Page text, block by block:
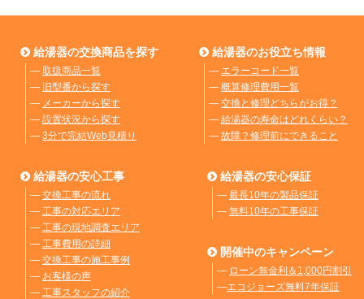
給湯器の交換商品を探す
― 取扱商品一覧
― 旧型番から探す
― メーカーから探す
― 設置状況から探す
― 3分で完結Web見積り
給湯器のお役立ち情報
― エラーコード一覧
― 概算修理費用一覧
― 交換と修理どちらがお得？
― 給湯器の寿命はどれくらい？
― 故障？修理前にできること
給湯器の安心工事
― 交換工事の流れ
― 工事の対応エリア
― 工事の現地調査エリア
― 工事費用の詳細
― 交換工事の施工事例
― お客様の声
― 工事スタッフの紹介
給湯器の安心保証
― 最長10年の製品保証
― 無料10年の工事保証
開催中のキャンペーン
― ローン無金利＆1,000円割引
―エコジョーズ無料7年保証